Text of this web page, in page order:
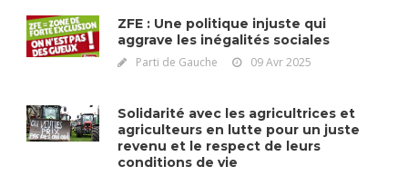
ZFE : Une politique injuste qui
aggrave les inégalités sociales
Parti de Gauche 09 Avr 2025
Solidarité avec les agricultrices et
agriculteurs en lutte pour un juste
revenu et le respect de leurs
conditions de vie